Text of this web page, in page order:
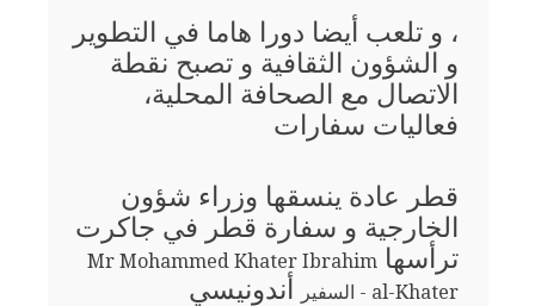
، و تلعب أيضا دورا هاما في التطوير
و الشؤون الثقافية و تصبح نقطة
الاتصال مع الصحافة المحلية،
فعاليات سفارات
قطر عادة ينسقها وزراء شؤون
الخارجية و سفارة قطر في جاكرت
ترأسها Mr Mohammed Khater Ibrahim
al-Khater - السفير
أندونيسي